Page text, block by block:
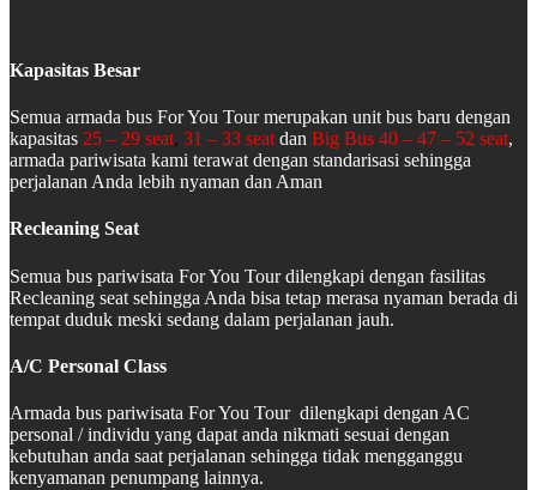
Kapasitas Besar
Semua armada bus For You Tour merupakan unit bus baru dengan
kapasitas 25 – 29 seat, 31 – 33 seat dan Big Bus 40 – 47 – 52 seat,
armada pariwisata kami terawat dengan standarisasi sehingga
perjalanan Anda lebih nyaman dan Aman
Recleaning Seat
Semua bus pariwisata For You Tour dilengkapi dengan fasilitas
Recleaning seat sehingga Anda bisa tetap merasa nyaman berada di
tempat duduk meski sedang dalam perjalanan jauh.
A/C Personal Class
Armada bus pariwisata For You Tour dilengkapi dengan AC
personal / individu yang dapat anda nikmati sesuai dengan
kebutuhan anda saat perjalanan sehingga tidak mengganggu
kenyamanan penumpang lainnya.